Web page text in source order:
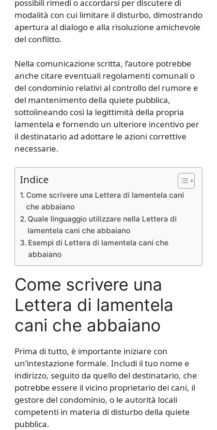
possibili rimedi o accordarsi per discutere di
modalità con cui limitare il disturbo, dimostrando
apertura al dialogo e alla risoluzione amichevole
del conflitto.
Nella comunicazione scritta, l’autore potrebbe
anche citare eventuali regolamenti comunali o
del condominio relativi al controllo del rumore e
del mantenimento della quiete pubblica,
sottolineando così la legittimità della propria
lamentela e fornendo un ulteriore incentivo per
il destinatario ad adottare le azioni correttive
necessarie.
Indice
Come scrivere una Lettera di lamentela cani
che abbaiano
Quale linguaggio utilizzare nella Lettera di
lamentela cani che abbaiano
Esempi di Lettera di lamentela cani che
abbaiano
Come scrivere una
Lettera di lamentela
cani che abbaiano
Prima di tutto, è importante iniziare con
un’intestazione formale. Includi il tuo nome e
indirizzo, seguito da quello del destinatario, che
potrebbe essere il vicino proprietario dei cani, il
gestore del condominio, o le autorità locali
competenti in materia di disturbo della quiete
pubblica.